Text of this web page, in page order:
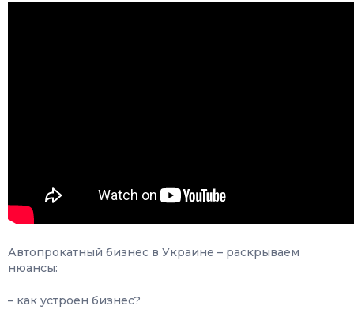
Автопрокатный бизнес в Украине – раскрываем
нюансы:
– как устроен бизнес?